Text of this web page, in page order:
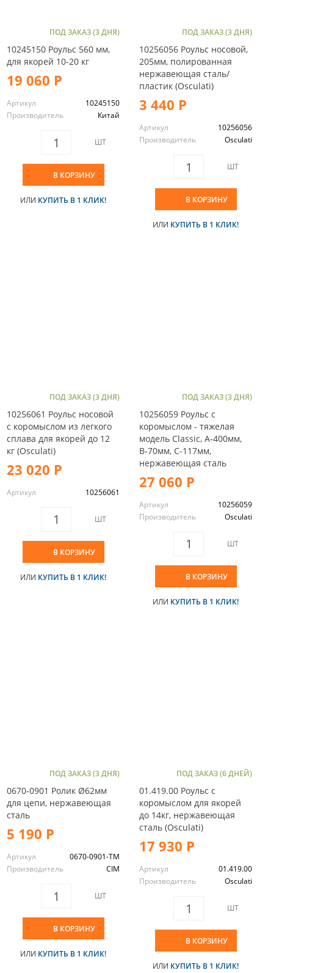
ПОД ЗАКАЗ (3 ДНЯ)
10245150 Роульс 560 мм,
для якорей 10-20 кг
19 060 Р
Артикул
10245150
Производитель
Китай
ШТ
В КОРЗИНУ
ИЛИ КУПИТЬ В 1 КЛИК!
ПОД ЗАКАЗ (3 ДНЯ)
10256056 Роульс носовой,
205мм, полированная
нержавеющая сталь/
пластик (Osculati)
3 440 Р
Артикул
10256056
Производитель
Osculati
ШТ
В КОРЗИНУ
ИЛИ КУПИТЬ В 1 КЛИК!
ПОД ЗАКАЗ (3 ДНЯ)
10256061 Роульс носовой
с коромыслом из легкого
сплава для якорей до 12
кг (Osculati)
23 020 Р
Артикул 10256061
ШТ
В КОРЗИНУ
ИЛИ КУПИТЬ В 1 КЛИК!
ПОД ЗАКАЗ (3 ДНЯ)
10256059 Роульс с
коромыслом - тяжелая
модель Classic, A-400мм,
B-70мм, C-117мм,
нержавеющая сталь
27 060 Р
Артикул
10256059
Производитель
Osculati
ШТ
В КОРЗИНУ
ИЛИ КУПИТЬ В 1 КЛИК!
ПОД ЗАКАЗ (3 ДНЯ)
0670-0901 Ролик Ø62мм
для цепи, нержавеющая
сталь
5 190 Р
Артикул
0670-0901-TM
Производитель
CIM
ШТ
В КОРЗИНУ
ИЛИ КУПИТЬ В 1 КЛИК!
ПОД ЗАКАЗ (6 ДНЕЙ)
01.419.00 Роульс с
коромыслом для якорей
до 14кг, нержавеющая
сталь (Osculati)
17 930 Р
Артикул
01.419.00
Производитель
Osculati
ШТ
В КОРЗИНУ
ИЛИ КУПИТЬ В 1 КЛИК!